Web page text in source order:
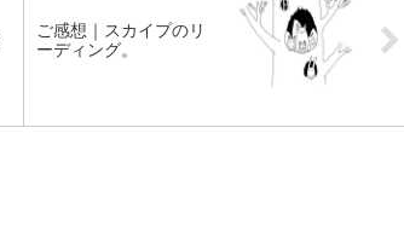
ご感想｜スカイプのリ
ーディング。